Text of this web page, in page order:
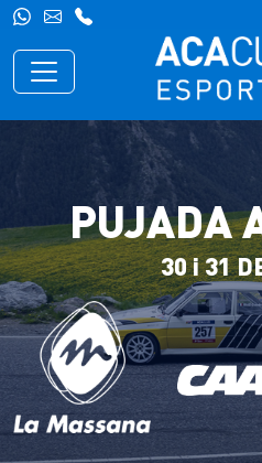
PUJADA
30 i 31